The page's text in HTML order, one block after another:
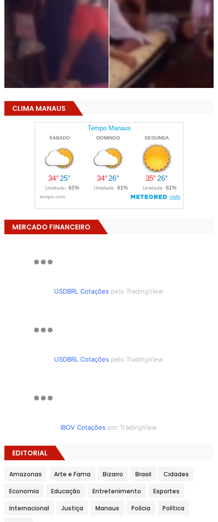
CLIMA MANAUS
MERCADO FINANCEIRO
USDBRL Cotações pelo TradingView
USDBRL Cotações pelo TradingView
IBOV Cotações por TradingView
EDITORIAL
Amazonas Arte e Fama Bizarro Brasil Cidades
Economia Educação Entretenimento Esportes
Internacional Justiça Manaus Polícia Política